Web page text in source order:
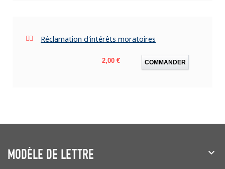
Réclamation d'intérêts moratoires
Prix
2,00 € COMMANDER
MODÈLE DE LETTRE